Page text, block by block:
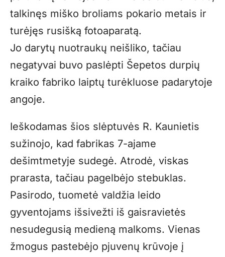
talkinęs miško broliams pokario metais ir
turėjęs rusišką fotoaparatą.
Jo darytų nuotraukų neišliko, tačiau
negatyvai buvo paslėpti Šepetos durpių
kraiko fabriko laiptų turėkluose padarytoje
angoje.
Ieškodamas šios slėptuvės R. Kaunietis
sužinojo, kad fabrikas 7-ajame
dešimtmetyje sudegė. Atrodė, viskas
prarasta, tačiau pagelbėjo stebuklas.
Pasirodo, tuometė valdžia leido
gyventojams išsivežti iš gaisravietės
nesudegusią medieną malkoms. Vienas
žmogus pastebėjo pjuvenų krūvoje į